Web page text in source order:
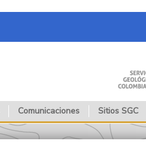
Comunicaciones Sitios SGC